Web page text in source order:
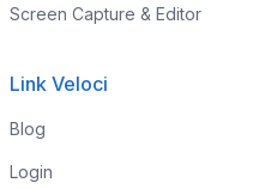
Screen Capture & Editor
Link Veloci
Blog
Login